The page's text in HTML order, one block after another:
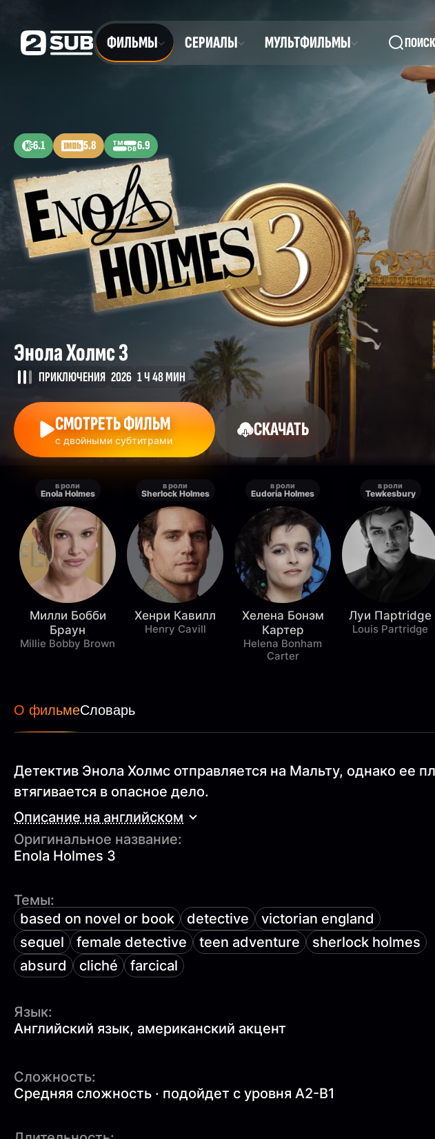
ФИЛЬМЫ СЕРИАЛЫ МУЛЬТФИЛЬМЫ ПОИСК
6.1 5.8 6.9
Энола Холмс 3
ПРИКЛЮЧЕНИЯ 2026 1 Ч 48 МИН
СМОТРЕТЬ ФИЛЬМ
с двойными субтитрами СКАЧАТЬ
в роли
Enola Holmes
Милли Бобби
Браун
Millie Bobby Brown
в роли
Sherlock Holmes
Хенри Кавилл
Henry Cavill
в роли
Eudoria Holmes
Хелена Бонэм
Картер
Helena Bonham
Carter
в роли
Tewkesbury
Луи Парtridge
Louis Partridge
О фильмеСловарь
Детектив Энола Холмс отправляется на Мальту, однако ее
втягивается в опасное дело.
Описание на английском
Оригинальное название:
Enola Holmes 3
Темы:
based on novel or book
detective
victorian england
sequel
female detective teen adventure
sherlock holmes
absurd
cliché farcical
Язык:
Английский язык, американский акцент
Сложность:
Средняя сложность · подойдет с уровня A2-B1